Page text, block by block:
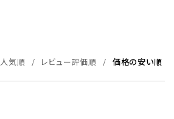
人気順 レビュー評価順 価格の安い順